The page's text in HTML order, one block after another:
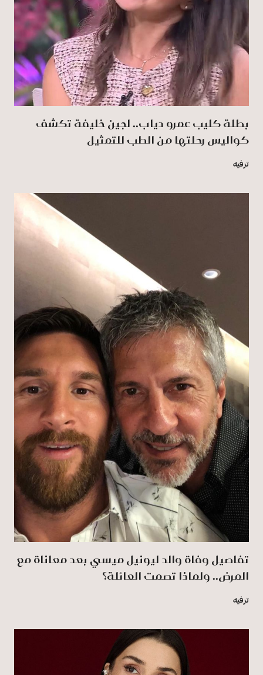
بطلة كليب عمرو دياب.. لجين خليفة تكشف
كواليس رحلتها من الطب للتمثيل
ترفيه
تفاصيل وفاة والد ليونيل ميسي بعد معاناة مع
المرض.. ولماذا تصمت العائلة؟
ترفيه